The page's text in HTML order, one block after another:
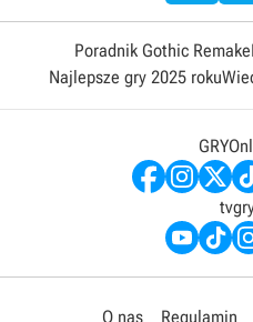
Poradnik Gothic Remake
Najlepsze gry 2025 roku
O nas Regulamin